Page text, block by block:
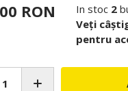
RON In stoc 2
Veți
pentru